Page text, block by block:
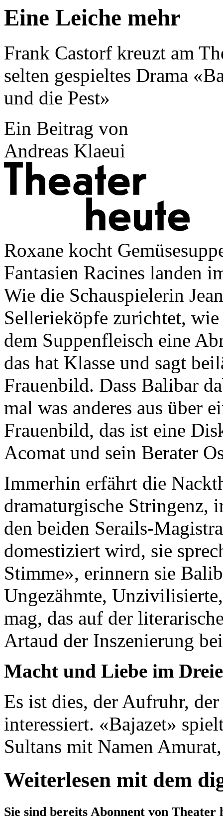
Eine Leiche mehr
Frank Castorf kreuzt am
selten gespieltes Drama
und die Pest»
Ein Beitrag von
Andreas Klaeui
Roxane kocht
Fantasien Racines landen
Wie die Schauspielerin
Sellerieköpfe zurichtet,
dem Suppenfleisch eine
das hat Klasse und sagt
Frauenbild. Dass Balibar
mal was anderes aus über
Frauenbild, das ist eine
Acomat und sein Berater
Immerhin erfährt die
dramaturgische Stringenz,
den beiden Serails-
domestiziert wird, sie
Stimme», erinnern sie
Ungezähmte,
mag, das auf der
Artaud der Inszenierung
Macht und Liebe im
Es ist dies, der Aufruhr,
interessiert. «Bajazet»
Sultans mit Namen
Weiterlesen mit dem
Sie sind bereits Abonnent von Theater